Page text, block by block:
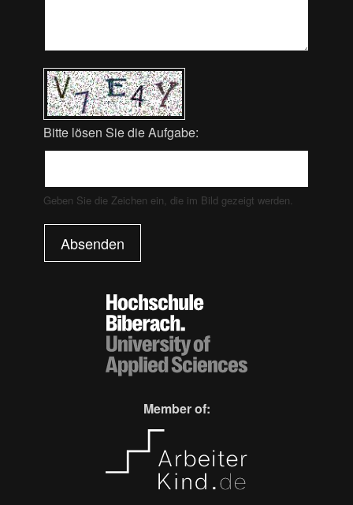
Bitte lösen Sie die Aufgabe:
Geben Sie die Zeichen ein, die im Bild gezeigt werden.
Absenden
Member of: